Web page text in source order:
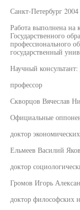
Санкт-Петербург 2004
Работа выполнена на
Государственного
профессионального
государственный
Научный
профессор
Скворцов Вячеслав
Официальные
доктор
Ельмеев Василий
доктор
Громов Игорь
доктор философских